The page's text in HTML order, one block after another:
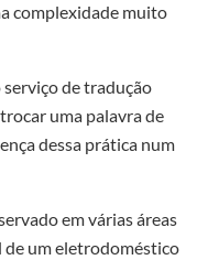
complexidade muito
de tradução
uma palavra de
dessa prática num
em várias áreas
de um eletrodoméstico